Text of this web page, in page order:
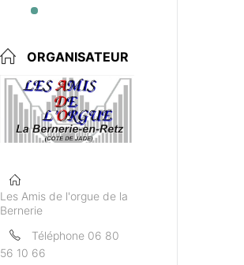
ORGANISATEUR
Les Amis de l'orgue de la
Bernerie
Téléphone 06 80
56 10 66